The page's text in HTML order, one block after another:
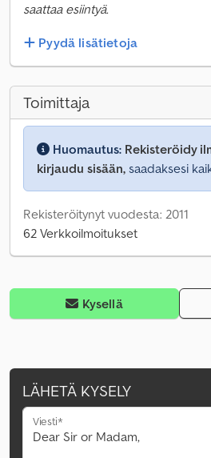
saattaa esiintyä.
Pyydä lisätietoja
Toimittaja
Huomautus: Rekisteröidy
kirjaudu sisään, saadaksesi
Rekisteröitynyt vuodesta: 2011
62 Verkkoilmoitukset
Kysellä
LÄHETÄ KYSELY
Viesti*